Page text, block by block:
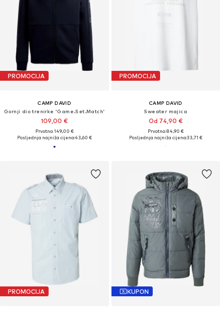
PROMOCIJA
CAMP DAVID
Gornji dio trenirke 'Game.Set.Match'
109,00 €
Prvotno: 149,00 €
Posljednja najniža cijena:43,60 €
PROMOCIJA
CAMP DAVID
Sweater majica
Od 74,90 €
Prvotno: 84,90 €
Posljednja najniža cijena:33,71 €
PROMOCIJA KUPON